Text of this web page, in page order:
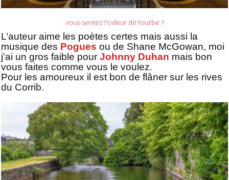
vous sentez l'odeur de tourbe ?
L’auteur aime les poètes certes mais aussi la
musique des Pogues ou de Shane McGowan, moi
j’ai un gros faible pour Johnny Duhan mais bon
vous faites comme vous le voulez.
Pour les amoureux il est bon de flâner sur les rives
du Corrib.